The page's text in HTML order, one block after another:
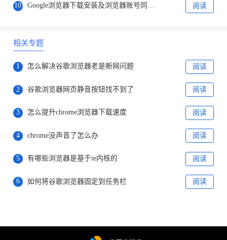
10 Google浏览器下载安装及浏览器账号同步异常排查 阅读
相关专题
1 怎么解决谷歌浏览器老是断网问题 阅读
2 谷歌浏览器网页静音按钮找不到了 阅读
3 怎么提升chrome浏览器下载速度 阅读
4 chrome没声音了怎么办 阅读
5 有哪些浏览器是基于ie内核的 阅读
6 如何将谷歌浏览器固定到任务栏 阅读